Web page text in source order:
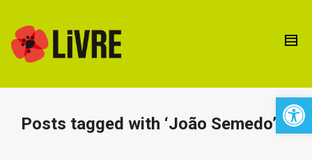
Posts tagged with ‘João Semedo’